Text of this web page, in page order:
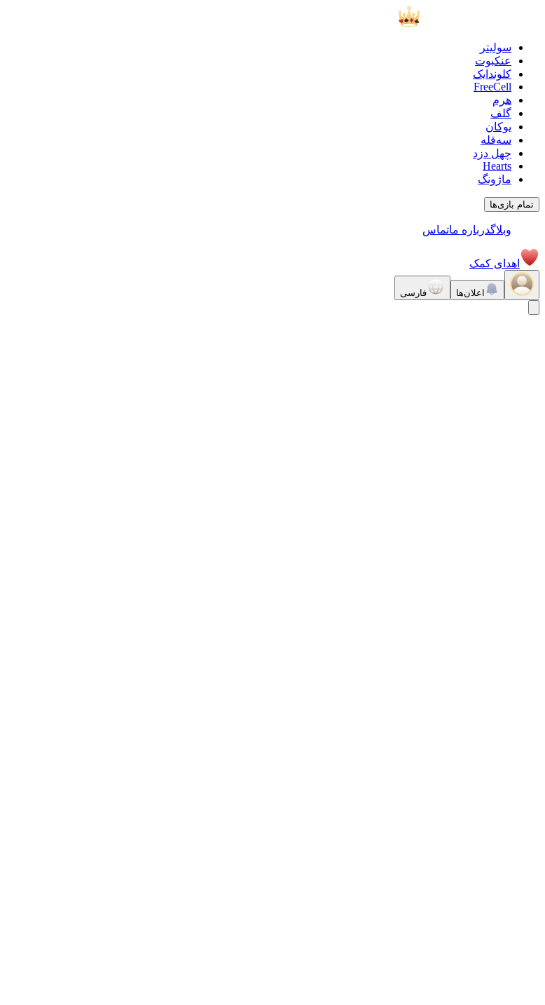
سولیتر
عنکبوت
کلوندایک
FreeCell
هرم
گلف
یوکان
سه‌قله
چهل دزد
Hearts
ماژونگ
تمام بازی‌ها
وبلاگدرباره ماتماس
اهدای کمک
اعلان‌ها فارسی